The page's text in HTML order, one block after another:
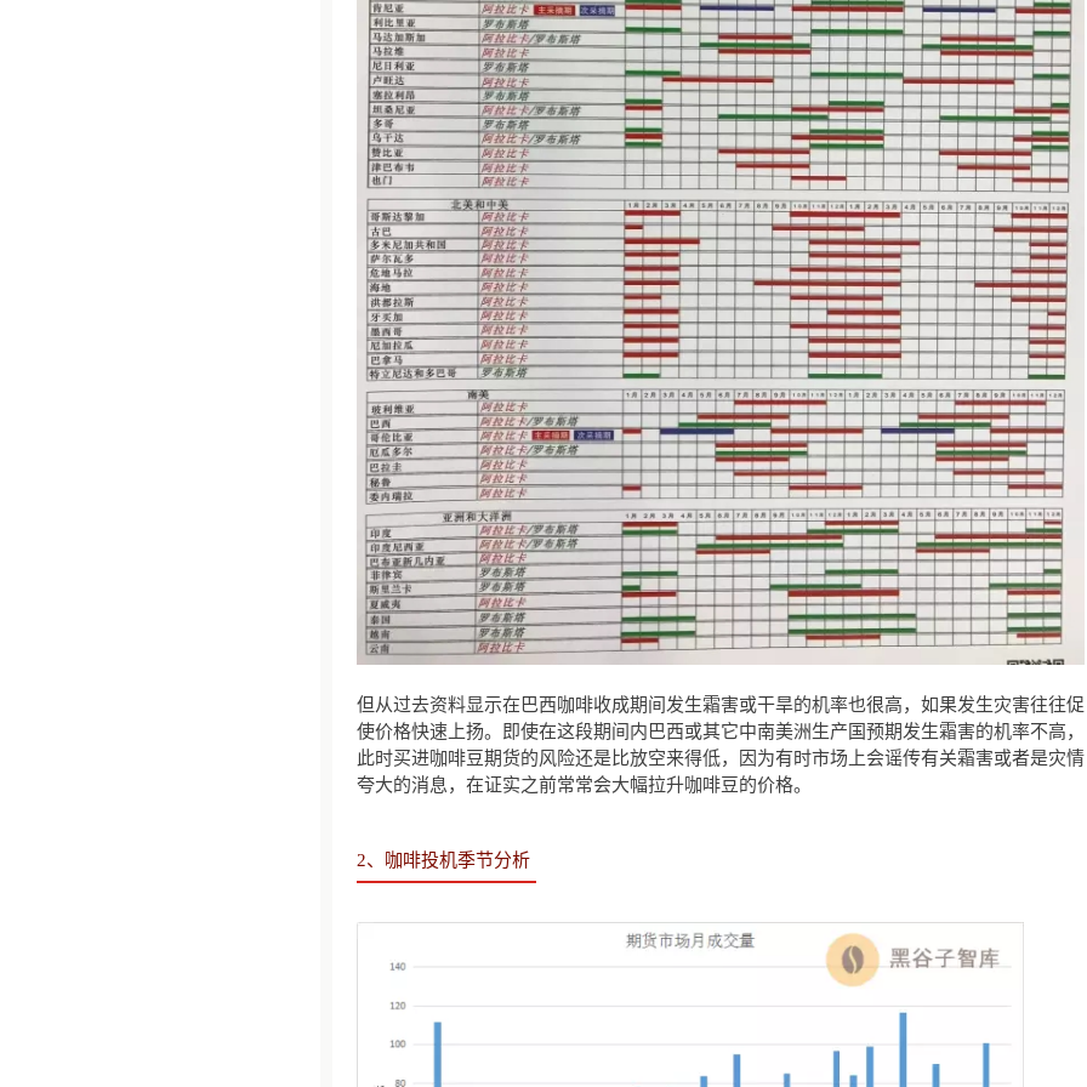
但从过去资料显示在巴西咖啡收成期间发生霜害或干旱的机率也很高，如果发生灾害往往促
使价格快速上扬。即使在这段期间内巴西或其它中南美洲生产国预期发生霜害的机率不高，
此时买进咖啡豆期货的风险还是比放空来得低，因为有时市场上会谣传有关霜害或者是灾情
夸大的消息，在证实之前常常会大幅拉升咖啡豆的价格。
2、咖啡投机季节分析